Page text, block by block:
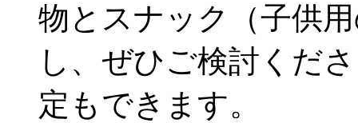
物とスナック（子供
し、ぜひご検討くだ
定もできます。